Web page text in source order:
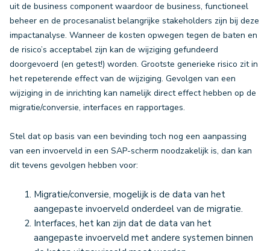
uit de business component waardoor de business, functioneel
beheer en de procesanalist belangrijke stakeholders zijn bij deze
impactanalyse. Wanneer de kosten opwegen tegen de baten en
de risico’s acceptabel zijn kan de wijziging gefundeerd
doorgevoerd (en getest!) worden. Grootste generieke risico zit in
het repeterende effect van de wijziging. Gevolgen van een
wijziging in de inrichting kan namelijk direct effect hebben op de
migratie/conversie, interfaces en rapportages.
Stel dat op basis van een bevinding toch nog een aanpassing
van een invoerveld in een SAP-scherm noodzakelijk is, dan kan
dit tevens gevolgen hebben voor:
Migratie/conversie, mogelijk is de data van het
aangepaste invoerveld onderdeel van de migratie.
Interfaces, het kan zijn dat de data van het
aangepaste invoerveld met andere systemen binnen